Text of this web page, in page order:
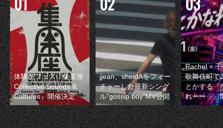
体験型フェス『集楽座
Collective Sounds &
Cultures』開催決定
jjean、sheidAをフィー
チャーした最新シング
ル“gossip boy”MV公開
Rachel ×
歌舞伎町で
とかする『
れーーッ』